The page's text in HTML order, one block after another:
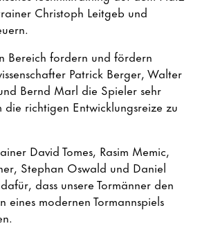
Christoph Leitgeb und
Bereich fordern und fördern
Patrick Berger, Walter
Bernd Marl die Spieler sehr
die richtigen Entwicklungsreize zu
David Tomes, Rasim Memic,
Stephan Oswald und Daniel
dass unsere Tormänner den
eines modernen Tormannspiels